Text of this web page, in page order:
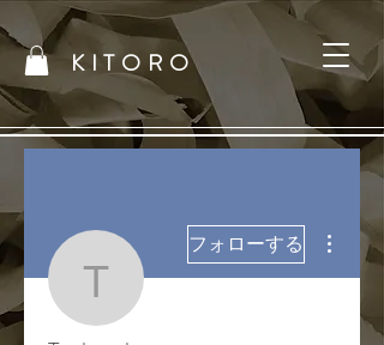
KITORO
Tenkozoken
フォローする